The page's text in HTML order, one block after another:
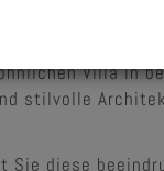
Villa in
stilvolle
Sie diese